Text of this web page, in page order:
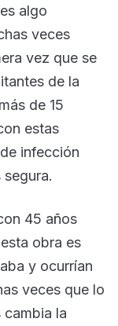
algo
veces
vez que se
de la
de 15
estas
infección
45 años
obra es
y ocurrían
veces que lo
cambia la